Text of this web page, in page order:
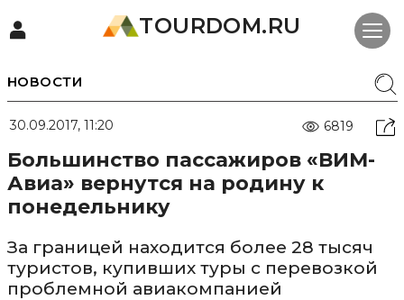
TOURDOM.RU
НОВОСТИ
30.09.2017, 11:20 6819
Большинство пассажиров «ВИМ-
Авиа» вернутся на родину к
понедельнику
За границей находится более 28 тысяч
туристов, купивших туры с перевозкой
проблемной авиакомпанией